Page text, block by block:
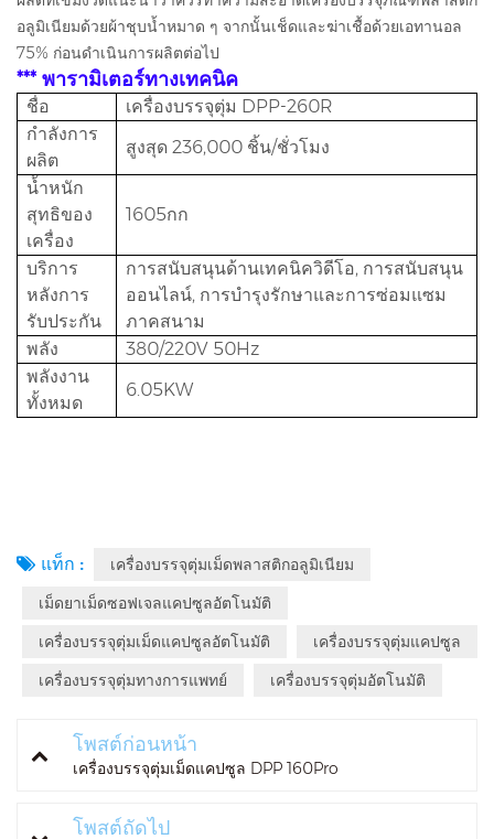
อลูมิเนียมด้วยผ้าชุบน้ำหมาด ๆ จากนั้นเช็ดและฆ่าเชื้อด้วยเอทานอล
75% ก่อนดำเนินการผลิตต่อไป
*** พารามิเตอร์ทางเทคนิค
ชื่อ
เครื่องบรรจุตุ่ม DPP-260R
กำลังการ
ผลิต
สูงสุด 236,000 ชิ้น/ชั่วโมง
น้ำหนัก
สุทธิของ
เครื่อง
1605กก
บริการ
หลังการ
รับประกัน
การสนับสนุนด้านเทคนิควิดีโอ, การสนับสนุน
ออนไลน์, การบำรุงรักษาและการซ่อมแซม
ภาคสนาม
พลัง
380/220V 50Hz
พลังงาน
ทั้งหมด
6.05KW
แท็ก :
เครื่องบรรจุตุ่มเม็ดพลาสติกอลูมิเนียม
เม็ดยาเม็ดซอฟเจลแคปซูลอัตโนมัติ
เครื่องบรรจุตุ่มเม็ดแคปซูลอัตโนมัติ
เครื่องบรรจุตุ่มแคปซูล
เครื่องบรรจุตุ่มทางการแพทย์
เครื่องบรรจุตุ่มอัตโนมัติ
โพสต์ก่อนหน้า
เครื่องบรรจุตุ่มเม็ดแคปซูล DPP 160Pro
โพสต์ถัดไป